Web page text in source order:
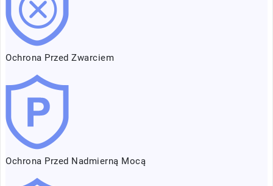
Ochrona Przed Zwarciem
Ochrona Przed Nadmierną Mocą